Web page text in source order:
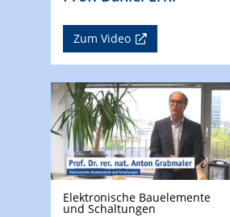
Zum Video
Elektronische Bauelemente
und Schaltungen